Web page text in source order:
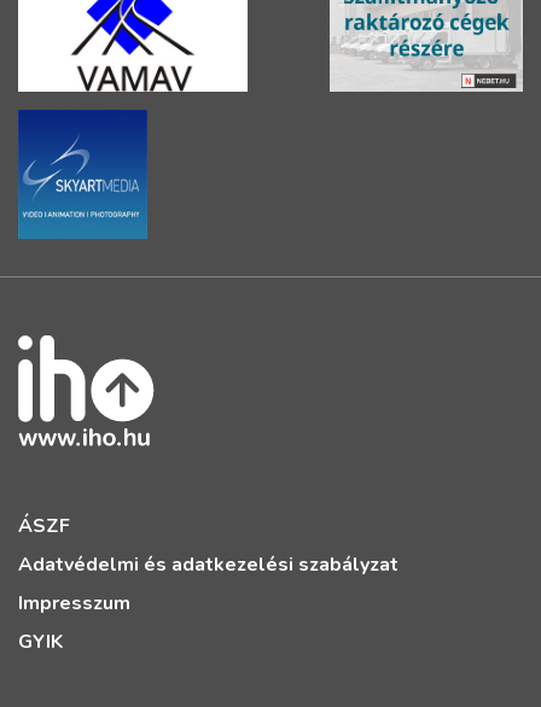
ÁSZF
Adatvédelmi és adatkezelési szabályzat
Impresszum
GYIK